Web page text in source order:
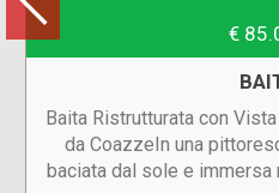
€
Baita Ristrutturata con
da CoazzeIn una
baciata dal sole e immersa